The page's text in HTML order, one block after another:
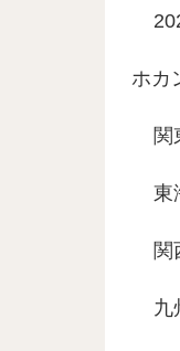
ホカ
関
東
関
九